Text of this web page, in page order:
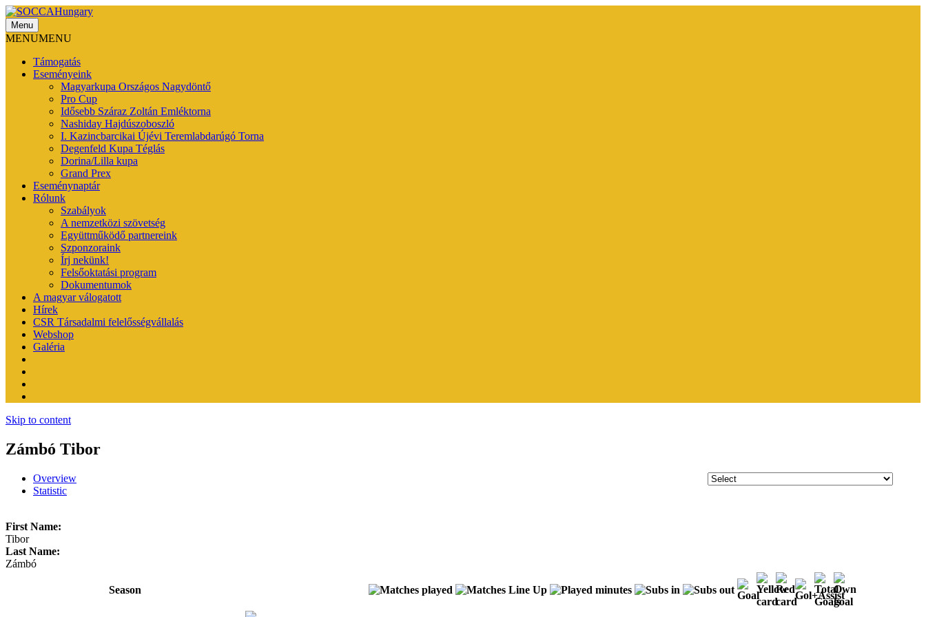
SOCCAHungary
Menu
MENUMENU
Támogatás
Eseményeink
Magyarkupa Országos Nagydöntő
Pro Cup
Idősebb Száraz Zoltán Emléktorna
Nashiday Hajdúszoboszló
I. Kazincbarcikai Újévi Teremlabdarúgó Torna
Degenfeld Kupa Téglás
Dorina/Lilla kupa
Grand Prex
Eseménynaptár
Rólunk
Szabályok
A nemzetközi szövetség
Együttműködő partnereink
Szponzoraink
Írj nekünk!
Felsőoktatási program
Dokumentumok
A magyar válogatott
Hírek
CSR Társadalmi felelősségvállalás
Webshop
Galéria
Skip to content
Zámbó Tibor
Overview
Statistic
First Name:
Tibor
Last Name:
Zámbó
Season